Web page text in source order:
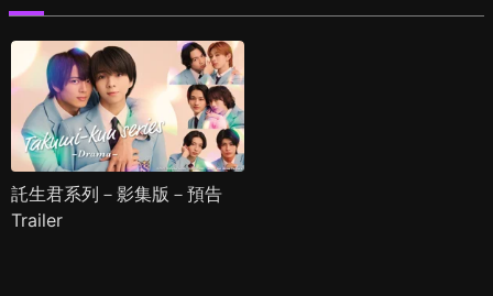
託生君系列－影集版－預告
Trailer